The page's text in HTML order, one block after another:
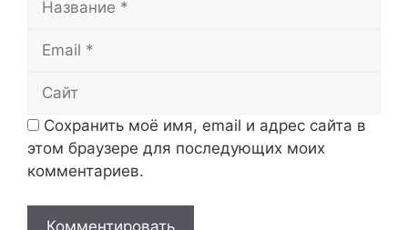
Сохранить моё имя, email и адрес сайта в
этом браузере для последующих моих
комментариев.